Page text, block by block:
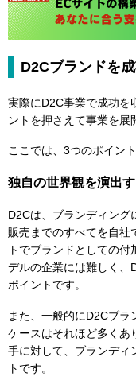
D2Cブランドを
実際にD2C事業で成功を
ントを押さえて事業を展
ここでは、3つのポイン
独自の世界観を演出
D2Cは、ブランディング
販売までのすべてを自社
トでブランドとしての
デルの企業には難しく、
ポイントです。
また、一般的にD2Cブ
ケースはそれほど多くあ
手に対して、ブランディ
トです。